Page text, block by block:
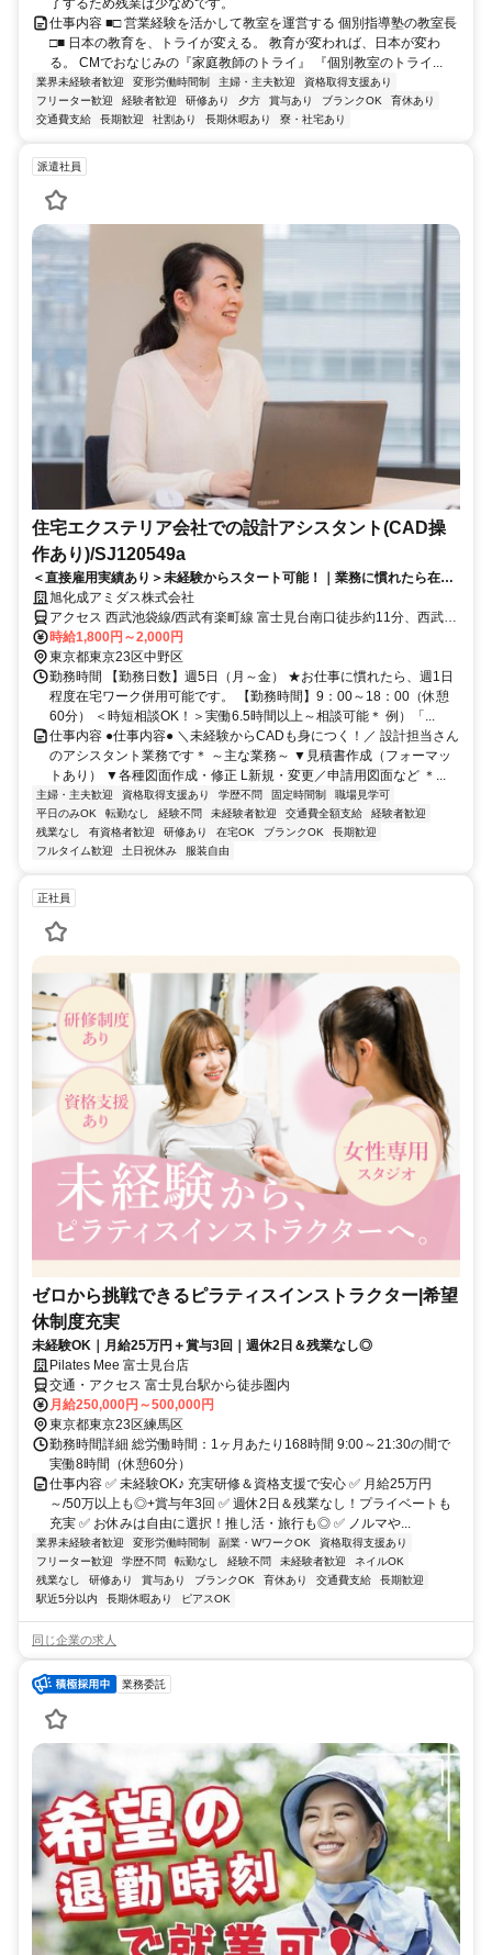
了するため残業は少なめです。
仕事内容 ■□ 営業経験を活かして教室を運営する 個別指導塾の教室長
□■ 日本の教育を、トライが変える。 教育が変われば、日本が変わ
る。 CMでおなじみの『家庭教師のトライ』 『個別教室のトライ...
業界未経験者歓迎 変形労働時間制 主婦・主夫歓迎
資格取得支援あり
フリーター歓迎
経験者歓迎 研修あり 夕方 賞与あり ブランクOK
育休あり
交通費支給
長期歓迎 社割あり 長期休暇あり 寮・社宅あり
派遣社員
住宅エクステリア会社での設計アシスタント(CAD操
作あり)/SJ120549a
＜直接雇用実績あり＞未経験からスタート可能！｜業務に慣れたら在宅
あり（週1日）
旭化成アミダス株式会社
アクセス 西武池袋線/西武有楽町線 富士見台南口徒歩約11分、西武新
宿線 鷺ノ宮北口徒歩約12分
時給1,800円～2,000円
東京都東京23区中野区
勤務時間 【勤務日数】週5日（月～金） ★お仕事に慣れたら、週1日
程度在宅ワーク併用可能です。 【勤務時間】9：00～18：00（休憩
60分） ＜時短相談OK！＞実働6.5時間以上～相談可能＊ 例）「...
仕事内容 ●仕事内容● ＼未経験からCADも身につく！／ 設計担当さん
のアシスタント業務です＊ ～主な業務～ ▼見積書作成（フォーマッ
トあり） ▼各種図面作成・修正 L新規・変更／申請用図面など ＊...
主婦・主夫歓迎 資格取得支援あり 学歴不問 固定時間制
職場見学可
平日のみOK
転勤なし 経験不問 未経験者歓迎 交通費全額支給
経験者歓迎
残業なし
有資格者歓迎 研修あり 在宅OK ブランクOK
長期歓迎
フルタイム歓迎
土日祝休み 服装自由
正社員
ゼロから挑戦できるピラティスインストラクター|希望
休制度充実
未経験OK｜月給25万円＋賞与3回｜週休2日＆残業なし◎
Pilates Mee 富士見台店
交通・アクセス 富士見台駅から徒歩圏内
月給250,000円～500,000円
東京都東京23区練馬区
勤務時間詳細 総労働時間：1ヶ月あたり168時間 9:00～21:30の間で
実働8時間（休憩60分）
仕事内容 ✅ 未経験OK♪ 充実研修＆資格支援で安心 ✅ 月給25万円
～/50万以上も◎+賞与年3回 ✅ 週休2日＆残業なし！プライベートも
充実 ✅ お休みは自由に選択！推し活・旅行も◎ ✅ ノルマや...
業界未経験者歓迎 変形労働時間制 副業・WワークOK
資格取得支援あり
フリーター歓迎
学歴不問 転勤なし 経験不問 未経験者歓迎
ネイルOK
残業なし
研修あり 賞与あり ブランクOK 育休あり 交通費支給
長期歓迎
駅近5分以内
長期休暇あり ピアスOK
同じ企業の求人
業務委託